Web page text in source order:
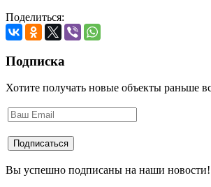
Поделиться:
Подписка
Хотите получать новые объекты раньше
Вы успешно подписаны на наши новости!